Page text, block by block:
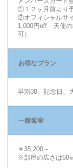
①１２ヶ月前より
②オフィシャルサ
1,000円off 天使の
可）
お得なプラン
早割30、記念日、
一般客室
￥35,200～
※部屋の広さは60